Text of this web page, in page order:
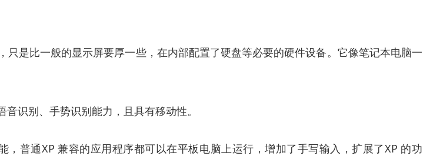
是比一般的显示屏要厚一些，在内部配置了硬盘等必要的硬件设备。它像笔记本电脑一
识别、手势识别能力，且具有移动性。
普通XP 兼容的应用程序都可以在平板电脑上运行，增加了手写输入，扩展了XP 的功